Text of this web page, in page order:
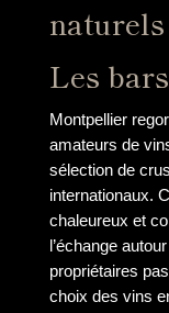
Les
Montpellier
amateurs de
sélection de
internationaux.
chaleureux et
l’échange
propriétaires
choix des vins